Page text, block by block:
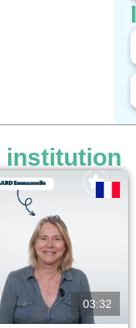
institution
03:32